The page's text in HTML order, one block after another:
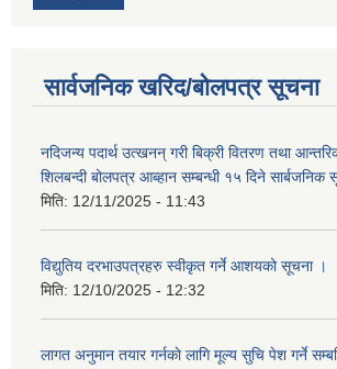
सार्वजनिक खरिद/बोलपत्र सूचना
नदिजन्य पदार्थ उत्खनन् गरी बिक्री वितरण तथा
शिलबन्दी बोलपत्र आब्हान सम्बन्धी १५ दिने सार्बजनिक
मिति: 12/11/2025 - 11:43
विद्युतिय दरभाउपत्रहरु स्वीकृत गर्ने आशयको सूचना ।
मिति: 12/10/2025 - 12:32
लागत अनुमान तयार गर्नकाे लागि मूल्य सुचि पेश गर्ने